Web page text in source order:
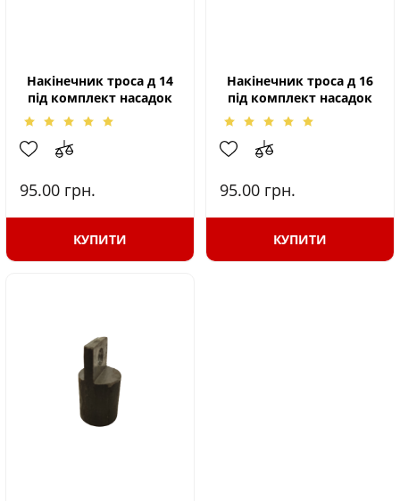
Накінечник троса д 14
під комплект насадок
95.00 грн.
КУПИТИ
Накінечник троса д 16
під комплект насадок
95.00 грн.
КУПИТИ